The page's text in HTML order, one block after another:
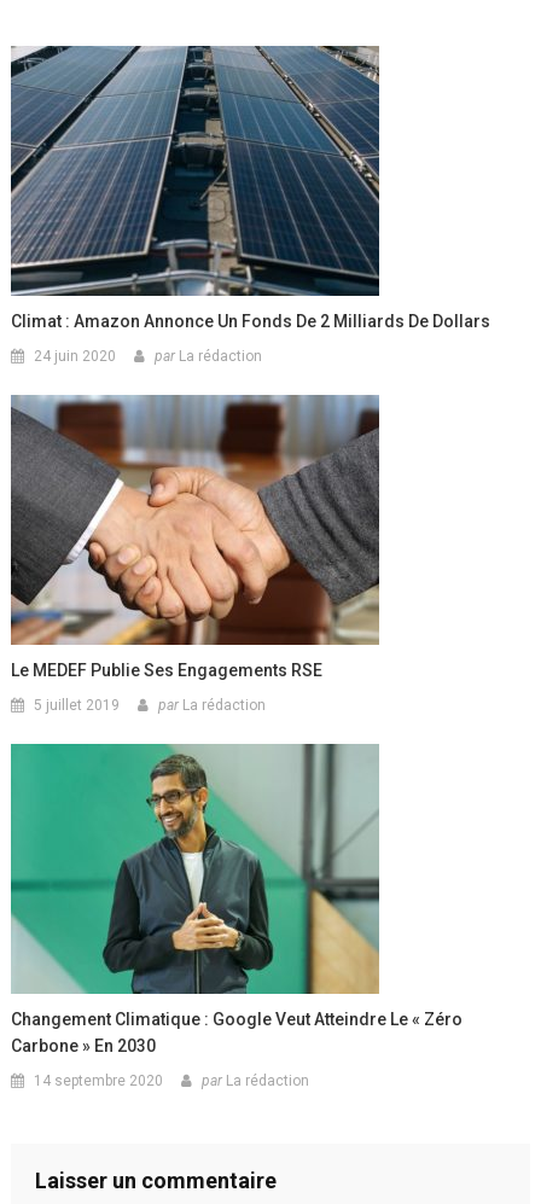
Climat : Amazon Annonce Un Fonds De 2 Milliards De Dollars
24 juin 2020 par La rédaction
Le MEDEF Publie Ses Engagements RSE
5 juillet 2019 par La rédaction
Changement Climatique : Google Veut Atteindre Le « Zéro
Carbone » En 2030
14 septembre 2020 par La rédaction
Laisser un commentaire